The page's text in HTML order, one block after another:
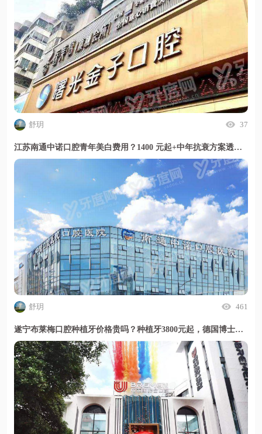
舒玥 37
江苏南通中诺口腔青年美白费用？1400 元起+中年抗衰方案透明放心选
舒玥 461
遂宁布莱梅口腔种植牙价格贵吗？种植牙3800元起，德国博士亲诊穿颧技术好，甜伊严选小程序一键了解详情